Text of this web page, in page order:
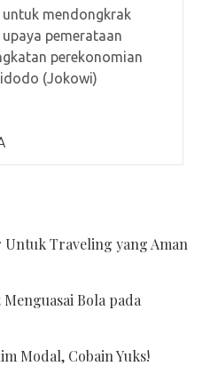
mendongkrak
pemerataan
perekonomian
(Jokowi)
Traveling yang Aman
Bola pada
Modal, Cobain Yuks!